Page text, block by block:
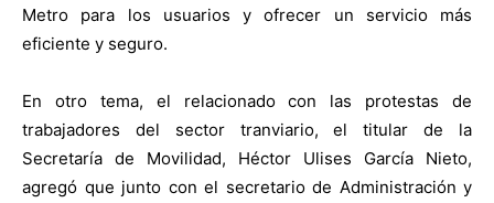
Metro para los usuarios y ofrecer un servicio más
eficiente y seguro.
En otro tema, el relacionado con las protestas de
trabajadores del sector tranviario, el titular de la
Secretaría de Movilidad, Héctor Ulises García Nieto,
agregó que junto con el secretario de Administración y